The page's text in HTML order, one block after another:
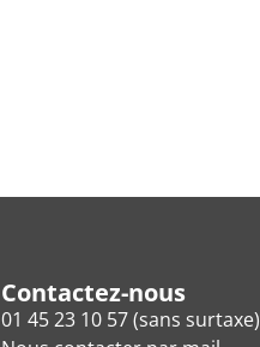
Contactez-nous
01 45 23 10 57 (sans surtaxe)